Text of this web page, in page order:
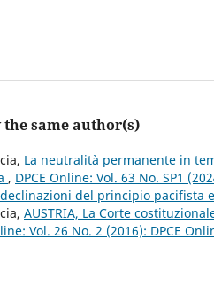
same author(s)
La neutralità permanente in
, DPCE Online: Vol. 63 No. SP1
del principio pacifista
AUSTRIA, La Corte
Vol. 26 No. 2 (2016): DPCE